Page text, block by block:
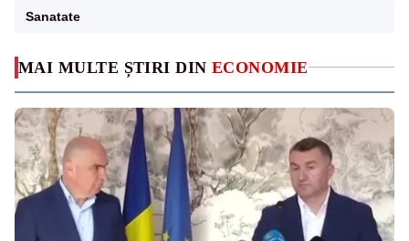
MAI MULTE ȘTIRI DIN ECONOMIE
Sanatate